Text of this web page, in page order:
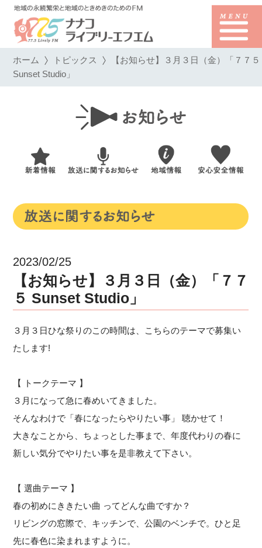
ホーム トピックス 【お知らせ】３月３日（金）「７７５
Sunset Studio」
2023/02/25
【お知らせ】３月３日（金）「７７
５ Sunset Studio」
３月３日ひな祭りのこの時間は、こちらのテーマで募集い
たします!
【 トークテーマ 】
３月になって急に春めいてきました。
そんなわけで「春になったらやりたい事」 聴かせて！
大きなことから、ちょっとした事まで、年度代わりの春に
新しい気分でやりたい事を是非教えて下さい。
【 選曲テーマ 】
春の初めにききたい曲 ってどんな曲ですか？
リビングの窓際で、キッチンで、公園のベンチで。ひと足
先に春色に染まれますように。